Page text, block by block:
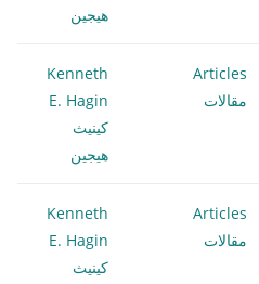
هيجين
Articles
مقالات
Kenneth
E. Hagin
كينيث
هيجين
Articles
مقالات
Kenneth
E. Hagin
كينيث